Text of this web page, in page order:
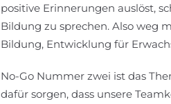
positive Erinnerungen auslöst,
Bildung zu sprechen. Also weg
Bildung, Entwicklung für
No-Go Nummer zwei ist das
dafür sorgen, dass unsere